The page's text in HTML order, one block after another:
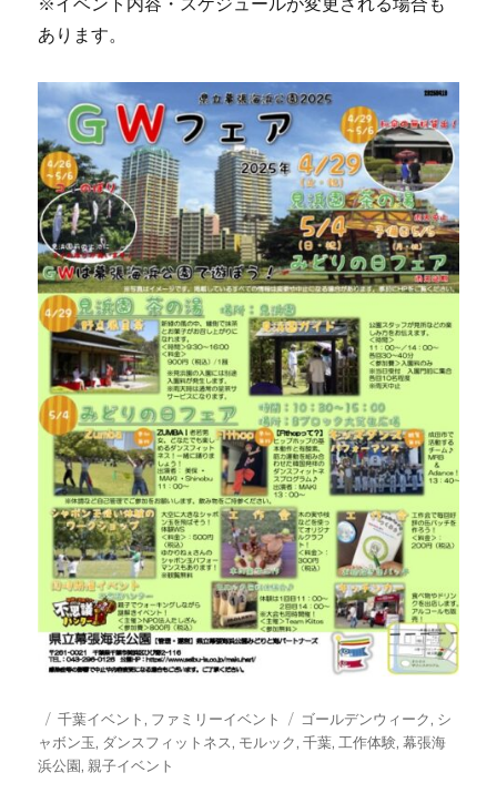
※イベント内容・スケジュールが変更される場合も
あります。
投
稿
日:
カ
テ
ゴ
千葉イベント , ファミリーイベント
タ
グ
ゴールデンウィーク, シ
ャボン玉, ダンスフィットネス, モルック,千葉, 工作体験,幕張海
浜公園, 親子イベント